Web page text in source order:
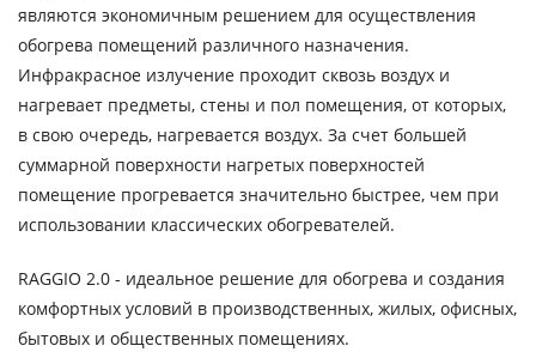
являются экономичным решением для осуществления
обогрева помещений различного назначения.
Инфракрасное излучение проходит сквозь воздух и
нагревает предметы, стены и пол помещения, от которых,
в свою очередь, нагревается воздух. За счет большей
суммарной поверхности нагретых поверхностей
помещение прогревается значительно быстрее, чем при
использовании классических обогревателей.
RAGGIO 2.0 - идеальное решение для обогрева и создания
комфортных условий в производственных, жилых, офисных,
бытовых и общественных помещениях.